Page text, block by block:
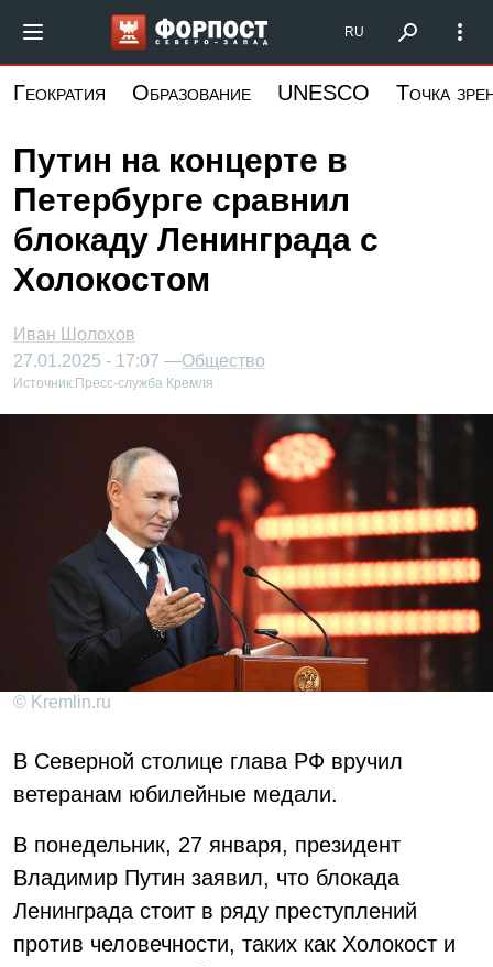
основному
Форпост Северо-Запад
RU
Геократия Образование UNESCO Точка
Путин на концерте в
Петербурге сравнил
блокаду Ленинграда с
Холокостом
Иван Шолохов
27.01.2025 - 17:07 —Общество
Источник: Пресс-служба Кремля
© Kremlin.ru
В Северной столице глава РФ вручил
ветеранам юбилейные медали.
В понедельник, 27 января, президент
Владимир Путин заявил, что блокада
Ленинграда стоит в ряду преступлений
против человечности, таких как Холокост и